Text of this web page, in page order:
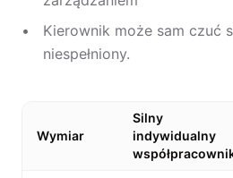
Kierownik może sam czuć
niespełniony.
Wymiar
Silny
indywidualny